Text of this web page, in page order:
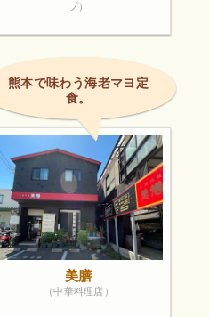
プ）
熊本で味わう海老マヨ定
食。
美膳
（中華料理店）